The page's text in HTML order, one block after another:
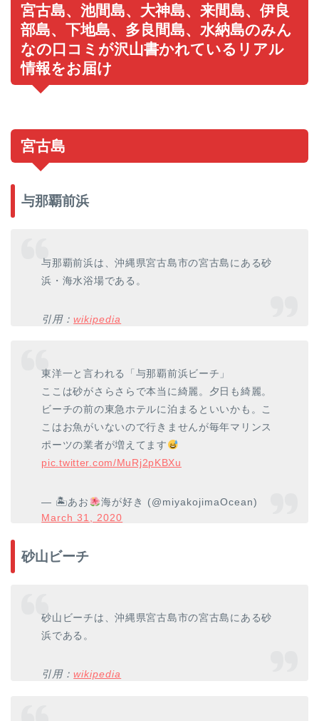
宮古島、池間島、大神島、来間島、伊良
部島、下地島、多良間島、水納島のみん
なの口コミが沢山書かれているリアル
情報をお届け
宮古島
与那覇前浜
与那覇前浜は、沖縄県宮古島市の宮古島にある砂
浜・海水浴場である。
引用：wikipedia
東洋一と言われる「与那覇前浜ビーチ」
ここは砂がさらさらで本当に綺麗。夕日も綺麗。
ビーチの前の東急ホテルに泊まるといいかも。こ
こはお魚がいないので行きませんが毎年マリンス
ポーツの業者が増えてます
pic.twitter.com/MuRj2pKBXu
— 🏝あお
海が好き (@miyakojimaOcean)
March 31, 2020
砂山ビーチ
砂山ビーチは、沖縄県宮古島市の宮古島にある砂
浜である。
引用：wikipedia